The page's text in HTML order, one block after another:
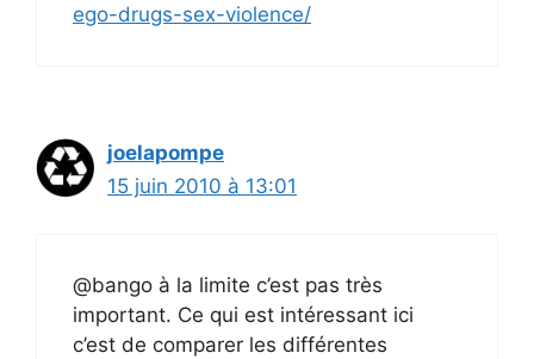
ego-drugs-sex-violence/
joelapompe
15 juin 2010 à 13:01
@bango à la limite c’est pas très
important. Ce qui est intéressant ici
c’est de comparer les différentes